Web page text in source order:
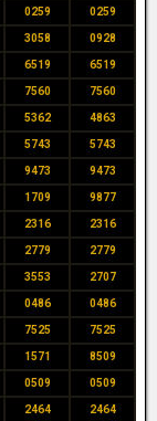
0259 0259
3058 0928
6519 6519
7560 7560
5362 4863
5743 5743
9473 9473
1709 9877
2316 2316
2779 2779
3553 2707
0486 0486
7525 7525
1571 8509
0509 0509
2464 2464